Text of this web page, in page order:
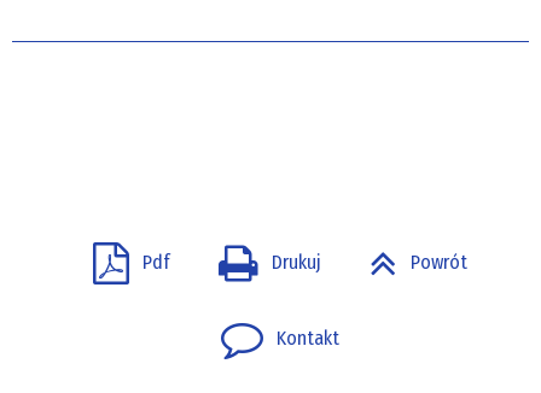
Pdf Drukuj Powrót
Kontakt